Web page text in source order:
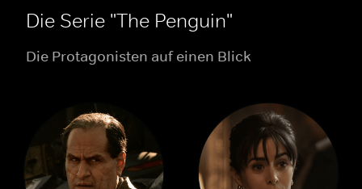
Die Serie "The Penguin"
Die Protagonisten auf einen Blick